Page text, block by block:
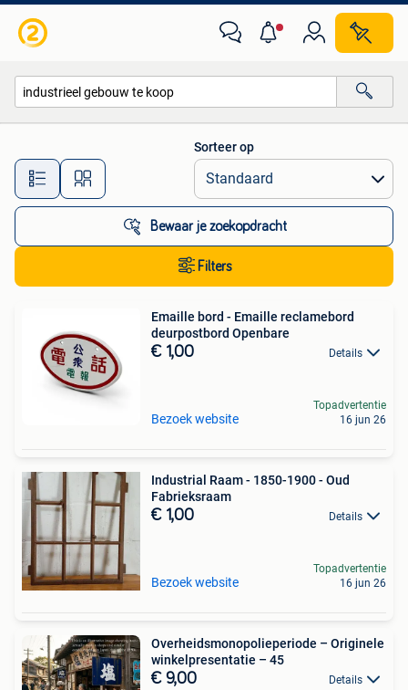
Alle afstanden…
Sorteer op
Bewaar je zoekopdracht
Filters
Emaille bord - Emaille reclamebord
deurpostbord Openbare
€ 1,00 Details
Bezoek website
Topadvertentie
16 jun 26
Industrial Raam - 1850-1900 - Oud
Fabrieksraam
€ 1,00 Details
Bezoek website
Topadvertentie
16 jun 26
Overheidsmonopolieperiode – Originele
winkelpresentatie – 45
€ 9,00 Details